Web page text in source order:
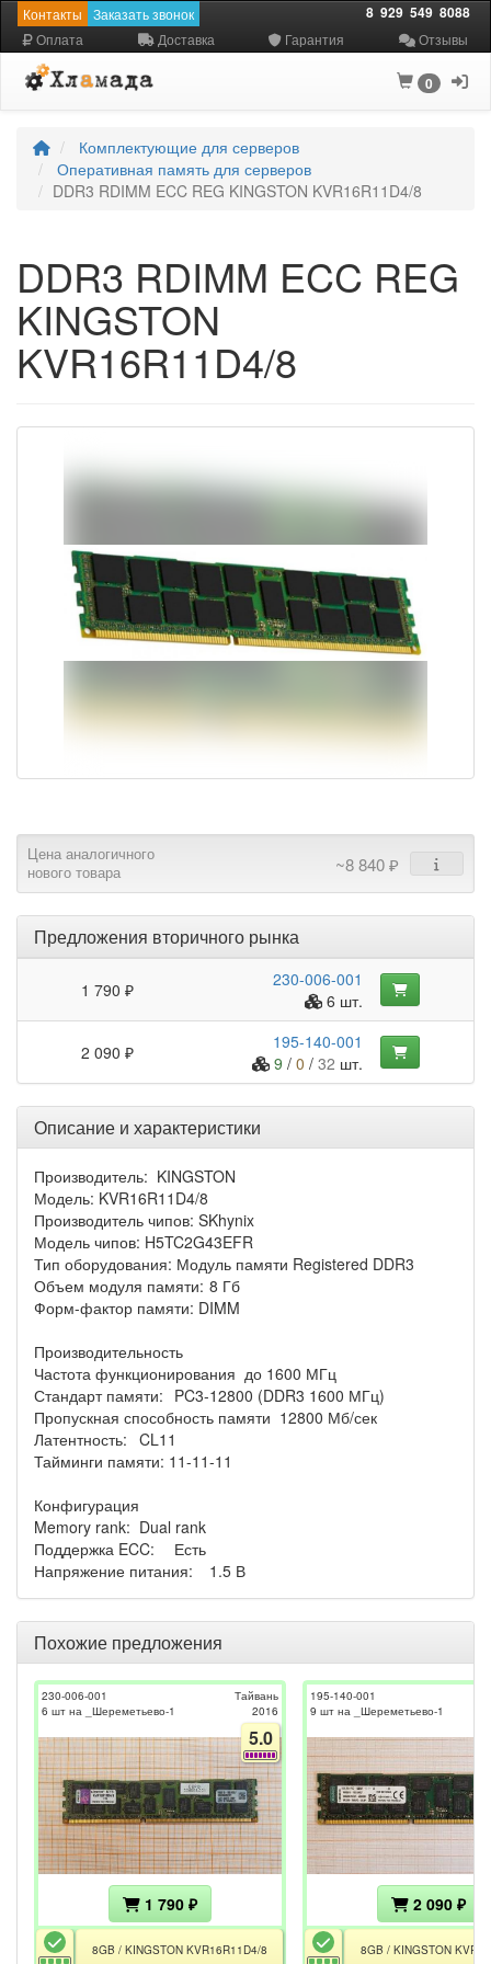
Контакты Заказать звонок 8 929 549 8088
Оплата Доставка Гарантия Отзывы
0
Комплектующие для серверов
Оперативная память для серверов
DDR3 RDIMM ECC REG KINGSTON KVR16R11D4/8
DDR3 RDIMM ECC REG
KINGSTON
KVR16R11D4/8
Цена аналогичного
нового товара
~8 840 ₽
Предложения вторичного рынка
1 790 ₽
230-006-001
6 шт.
2 090 ₽
195-140-001
9 / 0 / 32 шт.
Описание и характеристики
Производитель: KINGSTON
Модель: KVR16R11D4/8
Производитель чипов: SKhynix
Модель чипов: H5TC2G43EFR
Тип оборудования: Модуль памяти Registered DDR3
Объем модуля памяти: 8 Гб
Форм-фактор памяти: DIMM
Производительность
Частота функционирования до 1600 МГц
Стандарт памяти: PC3-12800 (DDR3 1600 МГц)
Пропускная способность памяти 12800 Мб/сек
Латентность: CL11
Тайминги памяти: 11-11-11
Конфигурация
Memory rank: Dual rank
Поддержка ECC:
Есть
Напряжение питания:
1.5 В
Похожие предложения
230-006-001
6 шт на _Шереметьево-1
Тайвань
2016
5.0
1 790 ₽
8GB / KINGSTON KVR16R11D4/8
195-140-001
9 шт на _Шереметьево-1
2 090 ₽
8GB / KINGSTON